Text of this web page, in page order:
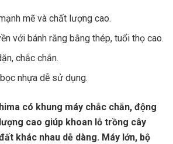
mẽ và chất lượng cao.
với bánh răng bằng thép, tuổi thọ cao.
chắc chắn.
nhựa dễ sử dụng.
có khung máy chắc chắn, động
cao giúp khoan lỗ trồng cây
khác nhau dễ dàng. Máy lớn, bộ